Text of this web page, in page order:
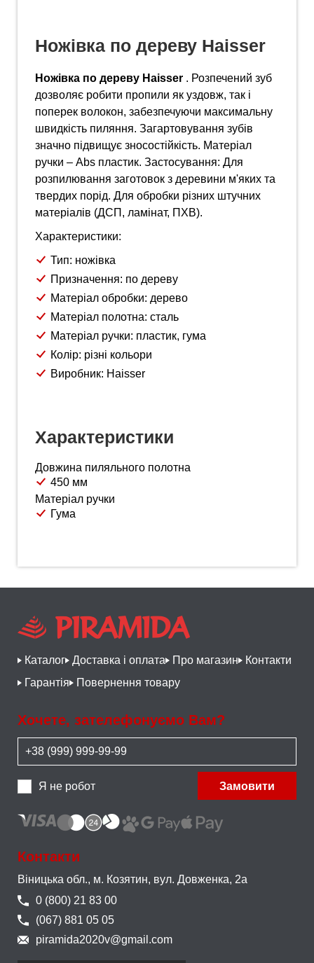
Ножівка по дереву Haisser
Ножівка по дереву Haisser . Розпечений зуб
дозволяє робити пропили як уздовж, так і
поперек волокон, забезпечуючи максимальну
швидкість пиляння. Загартовування зубів
значно підвищує зносостійкість. Матеріал
ручки – Abs пластик. Застосування: Для
розпилювання заготовок з деревини м'яких та
твердих порід. Для обробки різних штучних
матеріалів (ДСП, ламінат, ПХВ).
Характеристики:
Тип: ножівка
Призначення: по дереву
Матеріал обробки: дерево
Матеріал полотна: сталь
Матеріал ручки: пластик, гума
Колір: різні кольори
Виробник: Haisser
Характеристики
Довжина пиляльного полотна
450 мм
Матеріал ручки
Гума
Каталог Доставка і оплата Про магазин
Контакти
Гарантія
Повернення товару
Хочете, зателефонуємо Вам?
Я не робот Замовити
Контакти
Віницька обл., м. Козятин, вул. Довженка, 2а
0 (800) 21 83 00
(067) 881 05 05
piramida2020v@gmail.com